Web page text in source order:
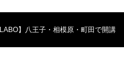
】八王子・相模原・町田で開講